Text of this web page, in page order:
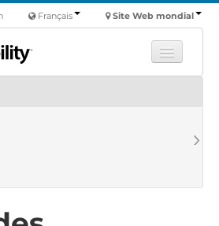
Site Web mondial
Français